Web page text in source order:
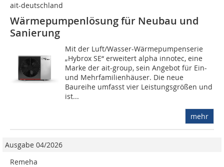
ait-deutschland
Wärmepumpenlösung für Neubau und
Sanierung
Mit der Luft/Wasser-Wärmepumpenserie
„Hybrox SE“ erweitert alpha innotec, eine
Marke der ait-group, sein Angebot für Ein-
und Mehrfamilienhäuser. Die neue
Baureihe umfasst vier Leistungsgrößen und
ist...
mehr
Ausgabe 04/2026
Remeha